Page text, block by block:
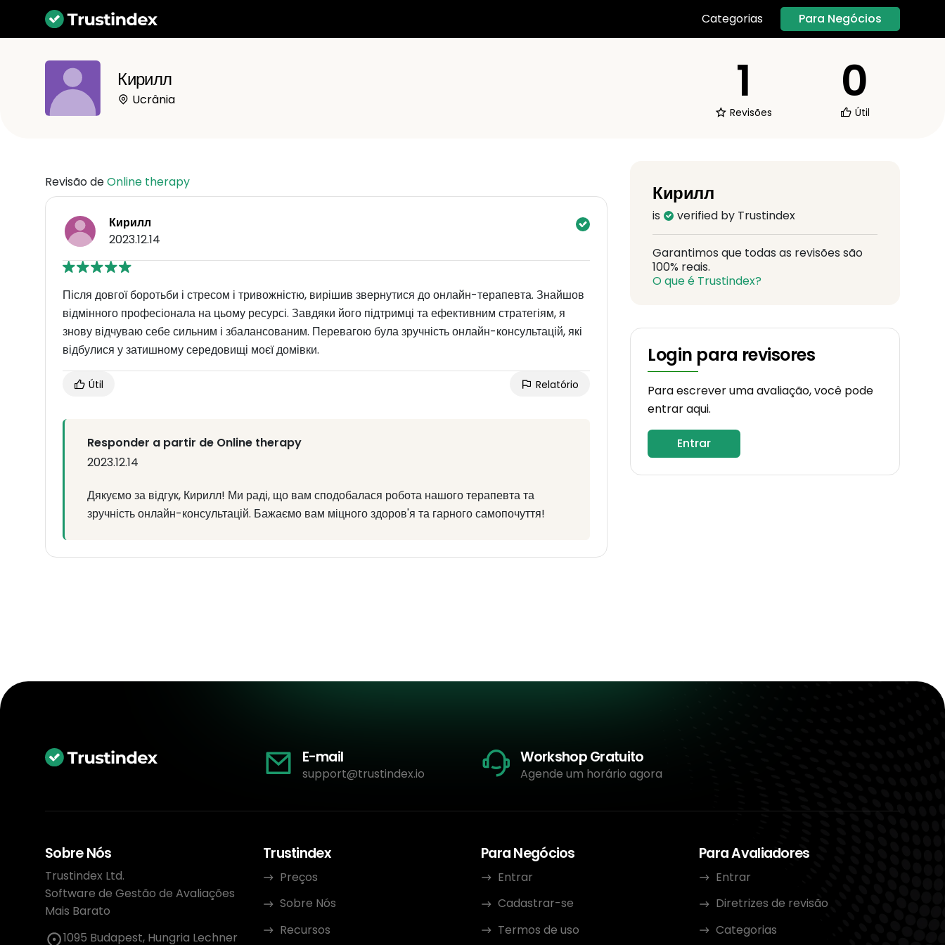
Categorias Para Negócios
Кирилл
Ucrânia 1
Revisões
0
Útil
Revisão deOnline therapy
Кирилл
2023.12.14
Після довгої боротьби і стресом і тривожністю, вирішив звернутися до онлайн-терапевта. Знайшов
відмінного професіонала на цьому ресурсі. Завдяки його підтримці та ефективним стратегіям, я
знову відчуваю себе сильним і збалансованим. Перевагою була зручність онлайн-консультацій, які
відбулися у затишному середовищі моєї домівки.
Útil Relatório
Responder a partir de Online therapy
2023.12.14
Дякуємо за відгук, Кирилл! Ми раді, що вам сподобалася робота нашого терапевта та
зручність онлайн-консультацій. Бажаємо вам міцного здоров'я та гарного самопочуття!
Кирилл
is verified by Trustindex
Garantimos que todas as revisões são
100% reais.
O que é Trustindex?
Login para revisores
Para escrever uma avaliação, você pode
entrar aqui.
Entrar
E-mail
support@trustindex.io
Workshop Gratuito
Agende um horário agora
Sobre Nós
Trustindex Ltd.
Software de Gestão de Avaliações
Mais Barato
1095 Budapest, Hungria Lechner
Trustindex
Preços
Sobre Nós
Recursos
Para Negócios
Entrar
Cadastrar-se
Termos de uso
Para Avaliadores
Entrar
Diretrizes de revisão
Categorias